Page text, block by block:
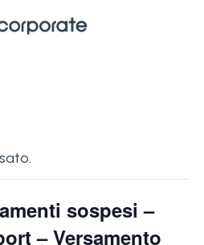
sospesi –
– Versamento